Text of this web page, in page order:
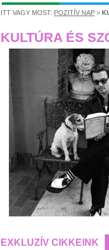
ITT VAGY MOST: POZITÍV NAP >
KULTÚRA ÉS
EXKLUZÍV CIKKEINK